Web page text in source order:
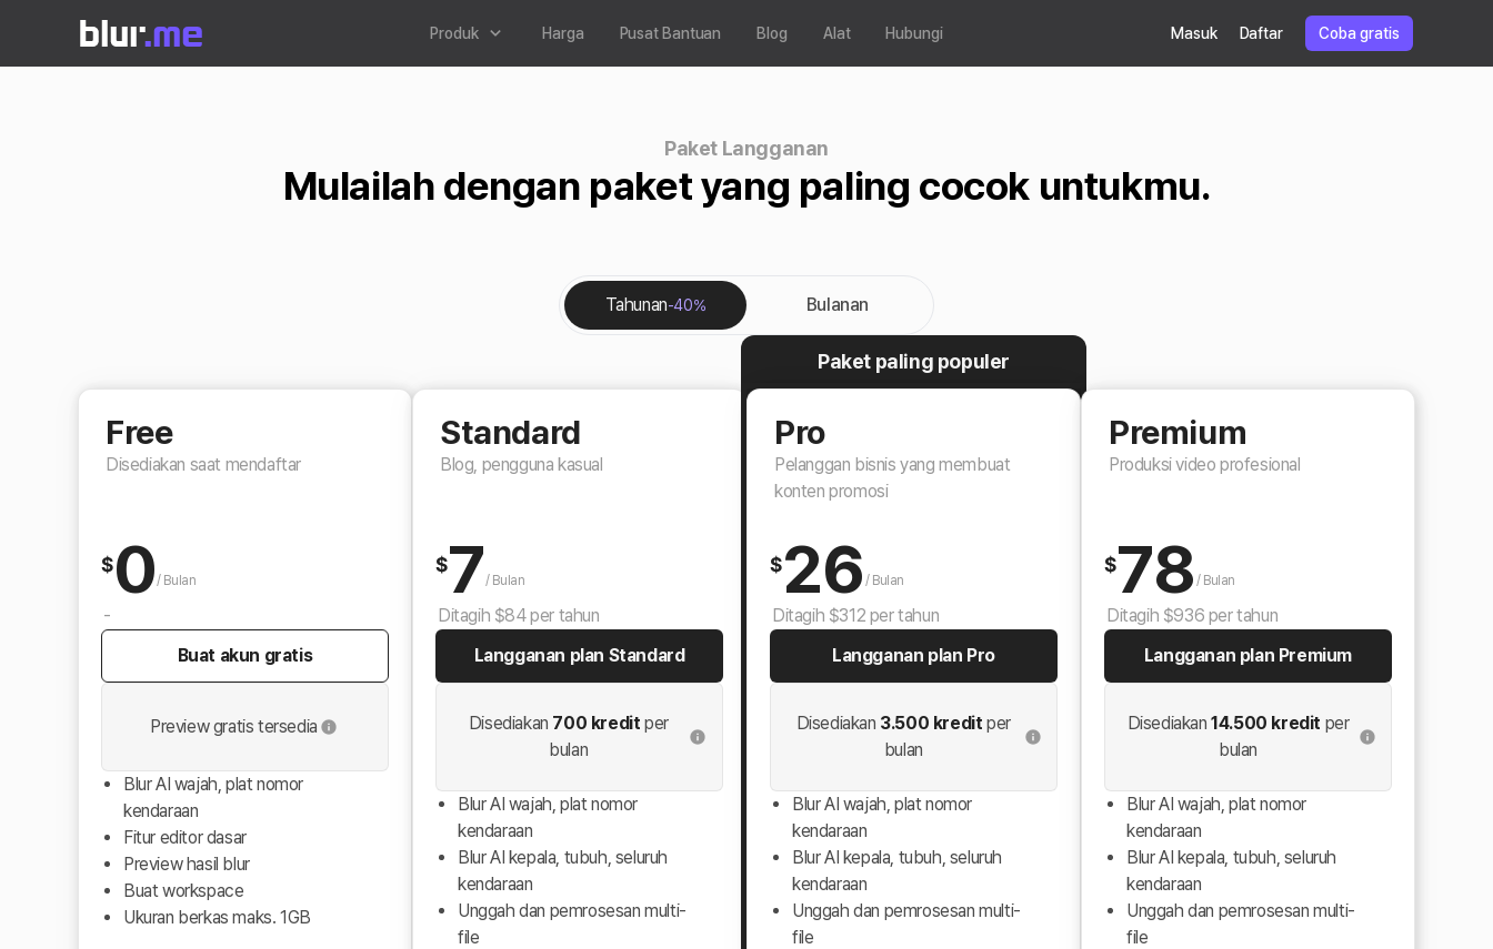
Produk Harga Pusat Bantuan Blog Alat Hubungi Masuk Daftar Coba gratis
Paket Langganan
Mulailah dengan paket yang paling cocok untukmu.
Tahunan-40% Bulanan
Free
Disediakan saat mendaftar
$0/ Bulan
-
Buat akun gratis
Preview gratis tersedia
Blur AI wajah, plat nomor
kendaraan
Fitur editor dasar
Preview hasil blur
Buat workspace
Ukuran berkas maks. 1GB
Standard
Blog, pengguna kasual
$7/ Bulan
Ditagih $84 per tahun
Langganan plan Standard
Disediakan 700 kredit per
bulan
Blur AI wajah, plat nomor
kendaraan
Blur AI kepala, tubuh, seluruh
kendaraan
Unggah dan pemrosesan multi-
file
Paket paling populer
Pro
Pelanggan bisnis yang membuat
konten promosi
$26 / Bulan
Ditagih $312 per tahun
Langganan plan Pro
Disediakan 3.500 kredit per
bulan
Blur AI wajah, plat nomor
kendaraan
Blur AI kepala, tubuh, seluruh
kendaraan
Unggah dan pemrosesan multi-
file
Premium
Produksi video profesional
$78 / Bulan
Ditagih $936 per tahun
Langganan plan Premium
Disediakan14.500 kredit per
bulan
Blur AI wajah, plat nomor
kendaraan
Blur AI kepala, tubuh, seluruh
kendaraan
Unggah dan pemrosesan multi-
file